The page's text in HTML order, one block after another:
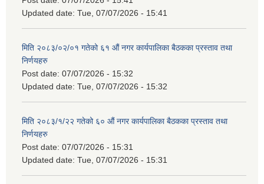
Updated date: Tue, 07/07/2026 - 15:41
मिति २०८३/०२/०१ गतेको ६१ औं नगर कार्यपालिका बैठकका प्रस्ताव तथा
निर्णयहरु
Post date: 07/07/2026 - 15:32
Updated date: Tue, 07/07/2026 - 15:32
मिति २०८३/१/२२ गतेको ६० औं नगर कार्यपालिका बैठकका प्रस्ताव तथा
निर्णयहरु
Post date: 07/07/2026 - 15:31
Updated date: Tue, 07/07/2026 - 15:31